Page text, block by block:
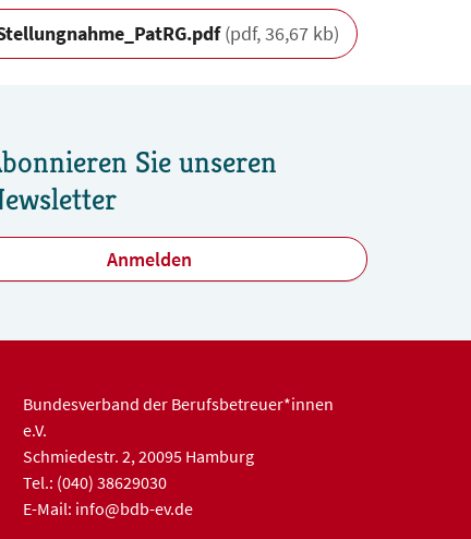
(pdf, 36,67 kb)
Sie unseren
Anmelden
Bundesverband der Berufsbetreuer*innen
e.V.
Schmiedestr. 2, 20095 Hamburg
Tel.: (040) 38629030
E-Mail: info@bdb-ev.de